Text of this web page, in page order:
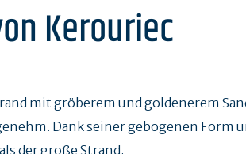
Kerouriec
mit gröberem und goldenerem
Dank seiner gebogenen Form
der große Strand.